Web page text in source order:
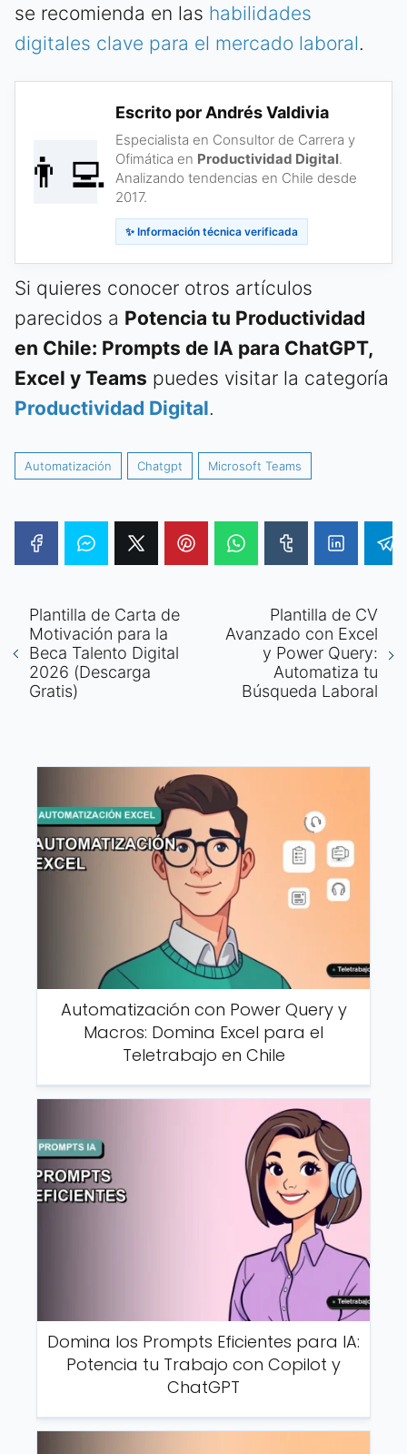
se recomienda en las habilidades
digitales clave para el mercado laboral.
👨‍💻
Escrito por Andrés Valdivia
Especialista en Consultor de Carrera y
Ofimática en Productividad Digital.
Analizando tendencias en Chile desde
2017.
✨ Información técnica verificada
Si quieres conocer otros artículos
parecidos a Potencia tu Productividad
en Chile: Prompts de IA para ChatGPT,
Excel y Teams puedes visitar la categoría
Productividad Digital.
Automatización Chatgpt Microsoft Teams
Plantilla de Carta de
Motivación para la
Beca Talento Digital
2026 (Descarga
Gratis)
Plantilla de CV
Avanzado con Excel
y Power Query:
Automatiza tu
Búsqueda Laboral
Automatización con Power Query y
Macros: Domina Excel para el
Teletrabajo en Chile
Domina los Prompts Eficientes para IA:
Potencia tu Trabajo con Copilot y
ChatGPT